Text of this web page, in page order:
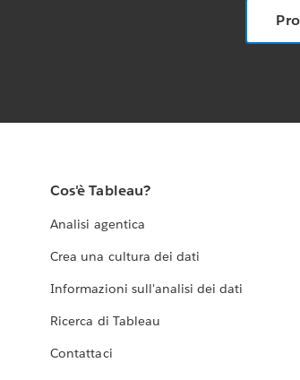
Cos'è Tableau?
Analisi agentica
Crea una cultura dei dati
Informazioni sull'analisi dei dati
Ricerca di Tableau
Contattaci